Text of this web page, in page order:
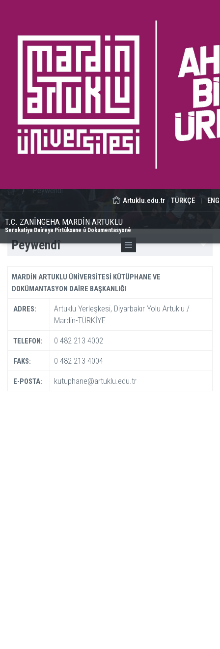
Artuklu.edu.tr TÜRKÇE |
T.C. ZANÎNGEHA MARDÎN ARTUKLU
Serokatiya Daîreya Pirtûkxane û Dokumentasyonê
/ Peywendî
Peywendî
MARDİN ARTUKLU ÜNİVERSİTESİ KÜTÜPHANE VE
DOKÜMANTASYON DAİRE BAŞKANLIĞI
ADRES:
Artuklu Yerleşkesi, Diyarbakır Yolu Artuklu /
Mardin-TÜRKİYE
TELEFON: 0 482 213 4002
FAKS: 0 482 213 4004
E-POSTA: kutuphane@artuklu.edu.tr